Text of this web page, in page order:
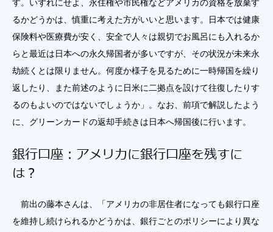
す。いずれにせよ、永住権や市民権などアメリカの資格を放棄す
るかどうかは、慎重に考えた方がいいと思います。日本では健康
保険料や医療費が安く、安全で人々は親切でお風呂にも入れるか
らと最近は日本への永久帰国者が多いですが、その状況が未来永
劫続くとは限りません。何度か様子を見るために一時帰国を繰り
返したり、また前述のように日米に二拠点を設けて往復したりす
るのもよいのではないでしょうか」。なお、前項で解説したよう
に、グリーンカードの返却手続きは日本へ帰国後に行います。
銀行口座：アメリカに銀行口座を残すに
は？
前出の藤本さんは、「アメリカの非居住者になっても銀行口座
を維持し続けられるかどうかは、銀行ごとのポリシーにより異な